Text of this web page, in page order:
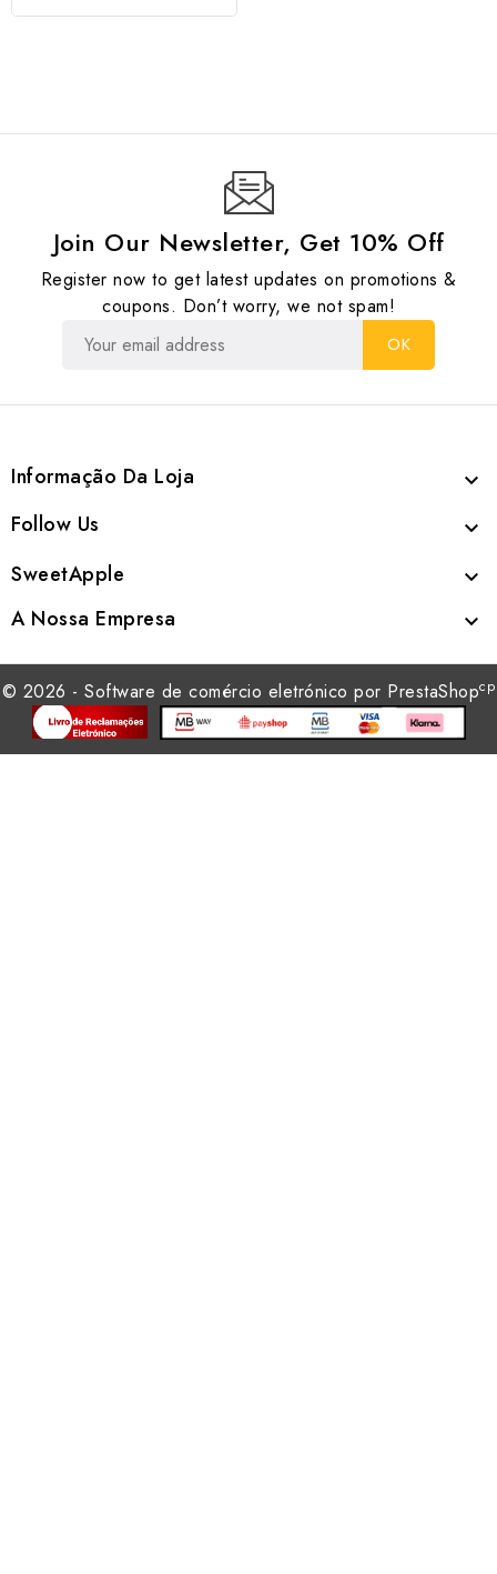
Join Our Newsletter, Get 10% Off
Register now to get latest updates on promotions &
coupons. Don’t worry, we not spam!
Informação Da Loja 
Follow Us 
SweetApple 
A Nossa Empresa 
© 2026 - Software de comércio eletrónico por PrestaShopcp